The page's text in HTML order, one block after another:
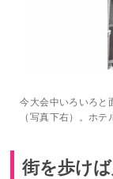
今大会中いろいろと
（写真下右）。ホ
街を歩け